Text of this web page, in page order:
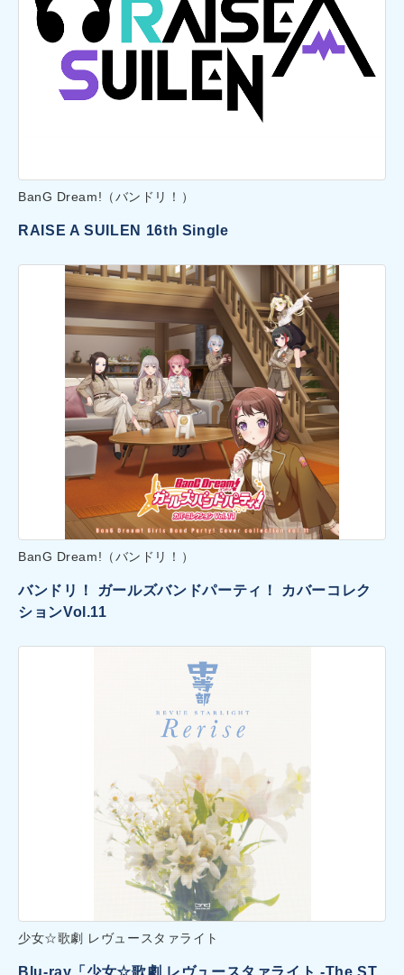
BanG Dream!（バンドリ！）
RAISE A SUILEN 16th Single
BanG Dream!（バンドリ！）
バンドリ！ ガールズバンドパーティ！ カバーコレク
ションVol.11
少女☆歌劇 レヴュースタァライト
Blu-ray「少女☆歌劇 レヴュースタァライト -The ST